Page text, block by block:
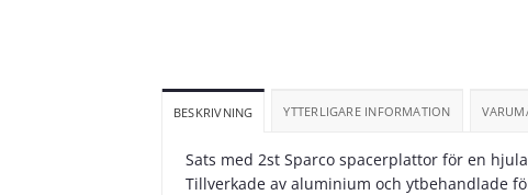
BESKRIVNING YTTERLIGARE INFORMATION
Sats med 2st Sparco spacerplattor för en
Tillverkade av aluminium och ytbehandlade